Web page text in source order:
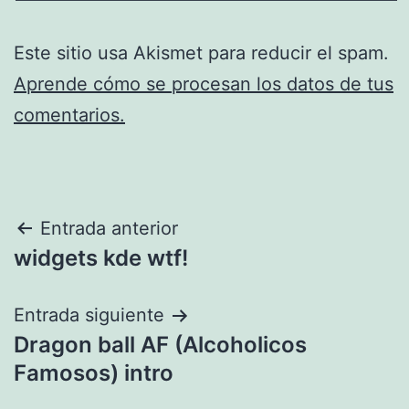
Este sitio usa Akismet para reducir el spam.
Aprende cómo se procesan los datos de tus
comentarios.
Navegación
de
entradas
Entrada anterior
widgets kde wtf!
Entrada siguiente
Dragon ball AF (Alcoholicos
Famosos) intro